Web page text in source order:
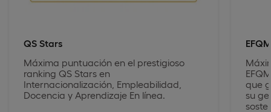
QS Stars
Máxima puntuación en el prestigioso
ranking QS Stars en
Internacionalización, Empleabilidad,
Docencia y Aprendizaje En línea.
EFQM
que
su